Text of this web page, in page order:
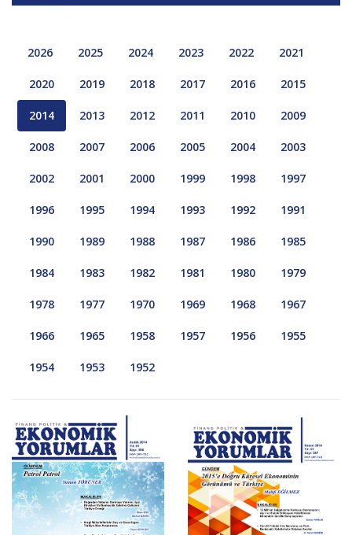
2026 2025 2024 2023 2022 2021
2020 2019 2018 2017 2016 2015
2014 2013 2012 2011 2010 2009
2008 2007 2006 2005 2004 2003
2002 2001 2000 1999 1998 1997
1996 1995 1994 1993 1992 1991
1990 1989 1988 1987 1986 1985
1984 1983 1982 1981 1980 1979
1978 1977 1970 1969 1968 1967
1966 1965 1958 1957 1956 1955
1954 1953 1952